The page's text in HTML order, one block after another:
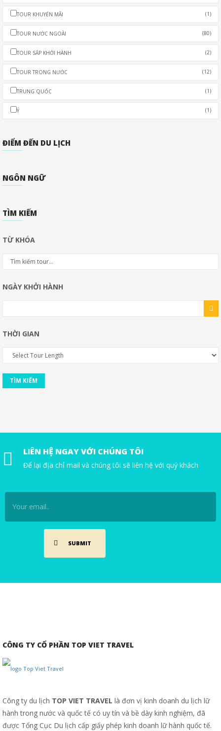
TOUR KHUYẾN MÃI (1)
TOUR NƯỚC NGOÀI (80)
TOUR SẮP KHỞI HÀNH (2)
TOUR TRONG NƯỚC (12)
TRUNG QUỐC (1)
Ý (1)
ĐIỂM ĐẾN DU LỊCH
NGÔN NGỮ
TÌM KIẾM
TỪ KHÓA
NGÀY KHỞI HÀNH
THỜI GIAN
TÌM KIẾM
LIÊN HỆ NGAY VỚI CHÚNG TÔI
Để lại địa chỉ mail và chúng tôi sẽ liên hệ với quý khách
CÔNG TY CỔ PHẦN TOP VIET TRAVEL
Công ty du lịch TOP VIET TRAVEL là đơn vị kinh doanh du lịch lữ
hành trong nước và quốc tế có uy tín và bề dày kinh nghiệm, đã
được Tổng Cục Du lịch cấp giấy phép kinh doanh lữ hành quốc tế.